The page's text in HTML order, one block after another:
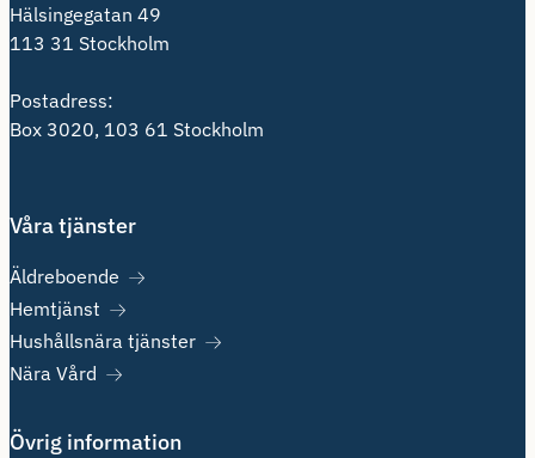
Hälsingegatan 49
113 31 Stockholm
Postadress:
Box 3020, 103 61 Stockholm
Våra tjänster
Äldreboende
Hemtjänst
Hushållsnära tjänster
Nära Vård
Övrig information